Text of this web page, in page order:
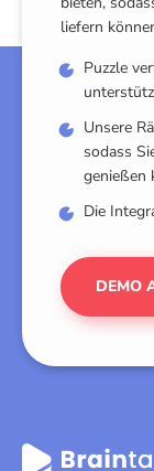
liefern
Puzzle
Unsere
sodass
genießen
Die
DEMO